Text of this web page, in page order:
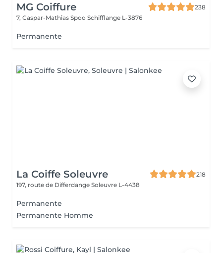
MG Coiffure
238
7, Caspar-Mathias Spoo Schifflange L-3876
Permanente
La Coiffe Soleuvre
218
197, route de Differdange Soleuvre L-4438
Permanente
Permanente Homme